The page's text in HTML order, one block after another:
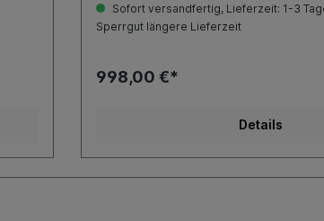
Universal-Ansaugkrümmer1 x
Drehgasgestänge2 x Luftfilter mit
Sofort versandfertig, Lieferzeit: 1-3
Sperrgut längere Lieferzeit
998,00 €*
Details